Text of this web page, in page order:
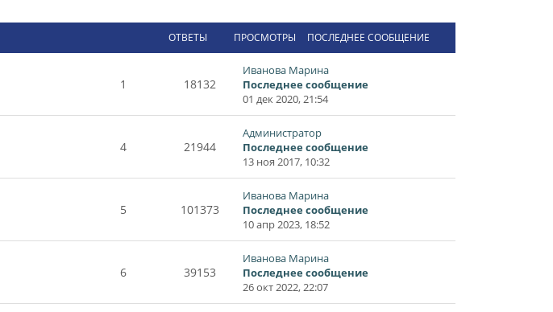
ОТВЕТЫ ПРОСМОТРЫ ПОСЛЕДНЕЕ СООБЩЕНИЕ
1 18132
Иванова Марина
Последнее сообщение
01 дек 2020, 21:54
4 21944
Администратор
Последнее сообщение
13 ноя 2017, 10:32
5 101373
Иванова Марина
Последнее сообщение
10 апр 2023, 18:52
6 39153
Иванова Марина
Последнее сообщение
26 окт 2022, 22:07